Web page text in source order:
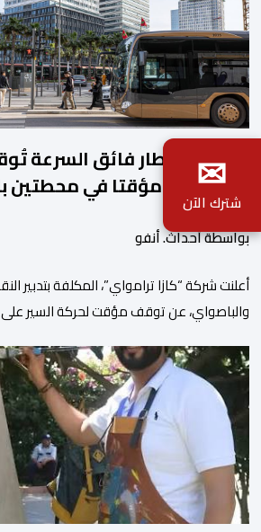
أشغال القطار فائق السرعة
الباصواي" مؤقتا في محطتين
بواسطة أحداث. أنفو
أعلنت شركة “كازا ترامواي”، المكلفة بتدبير
والباصواي، عن توقف مؤقت لحركة السير
2026. وأشارت الشركة، عبر إشعار رسمي
هذا التوقف المؤقت يأتي في إطار الأشغال
الكبيير للقطار فائق […]
✉
شترك الآن